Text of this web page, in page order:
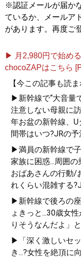
※認証メールが届か
ているか、メールア
があります。再度ご
▶ 月2,980円で始め
chocoZAPはこちら
【今この記事も読
▶新幹線で“大音量
注意しない母親に
年お盆の新幹線、
間帯はいつ?JRの
▶満員の新幹線で
家族に困惑...周囲の
おばあさんの行動/
れくらい混雑する
▶新幹線で後ろの
ょきっと...30歳女
りそうなんだよ」
▶「深く激しいセ
き...?女性を絶頂に